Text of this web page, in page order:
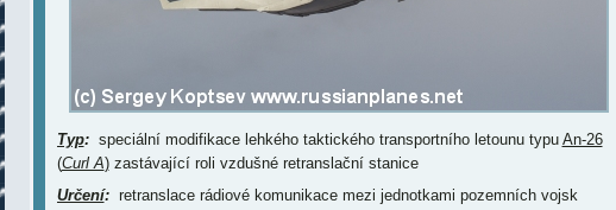
Typ:speciální modifikace lehkého taktického transportního letounu typu An-26
(Curl A)zastávající roli vzdušné retranslační stanice
Určení:retranslace rádiové komunikace mezi jednotkami pozemních vojsk